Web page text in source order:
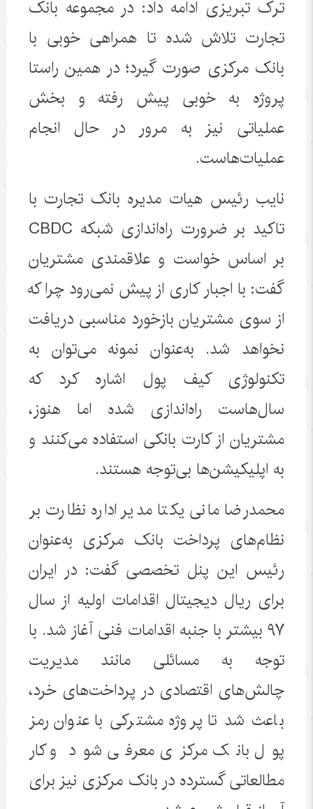
ترک تبریزی ادامه داد: در مجموعه بانک
تجارت تلاش شده تا همراهی خوبی با
بانک مرکزی صورت گیرد؛ در همین راستا
پروژه به خوبی پیش رفته و بخش
عملیاتی نیز به مرور در حال انجام
عملیات‌هاست.
نایب رئیس هیات مدیره بانک تجارت با
تاکید بر ضرورت راه‌اندازی شبکه CBDC
بر اساس خواست و علاقمندی مشتریان
گفت: با اجبار کاری از پیش نمی‌رود چرا که
از سوی مشتریان بازخورد مناسبی دریافت
نخواهد شد. به‌عنوان نمونه می‌توان به
تکنولوژی کیف پول اشاره کرد که
سال‌هاست راه‌اندازی شده اما هنوز،
مشتریان از کارت بانکی استفاده می‌کنند و
به اپلیکیشن‌ها بی‌توجه هستند.
محمدرضا مانی یکتا مدیر اداره نظارت بر
نظام‌های پرداخت بانک مرکزی به‌عنوان
رئیس این پنل تخصصی گفت: در ایران
برای ریال دیجیتال اقدامات اولیه از سال
۹۷ بیشتر با جنبه اقدامات فنی آغاز شد. با
توجه به مسائلی مانند مدیریت
چالش‌های اقتصادی در پرداخت‌های خرد،
باعث شد تا پروژه مشترکی با عنوان رمز
پول بانک مرکزی معرفی شود و کار
مطالعاتی گسترده در بانک مرکزی نیز برای